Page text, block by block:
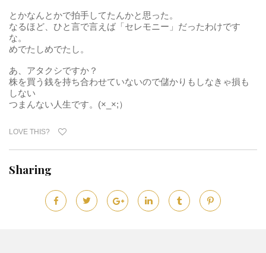
とかなんとかで拍手してたんかと思った。
なるほど、ひと言で言えば「セレモニー」だったわけです
な。
めでたしめでたし。
あ、アタクシですか？
株を買う銭を持ち合わせていないので儲かりもしなきゃ損も
しない
つまんない人生です。(×_×;）
LOVE THIS?
Sharing